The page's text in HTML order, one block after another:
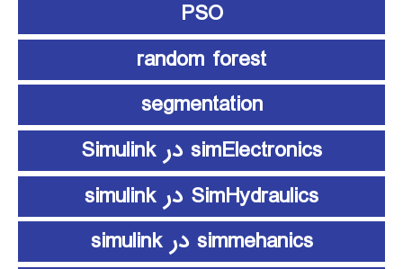
PSO
random forest
segmentation
simElectronics در Simulink
SimHydraulics در simulink
simmehanics در simulink